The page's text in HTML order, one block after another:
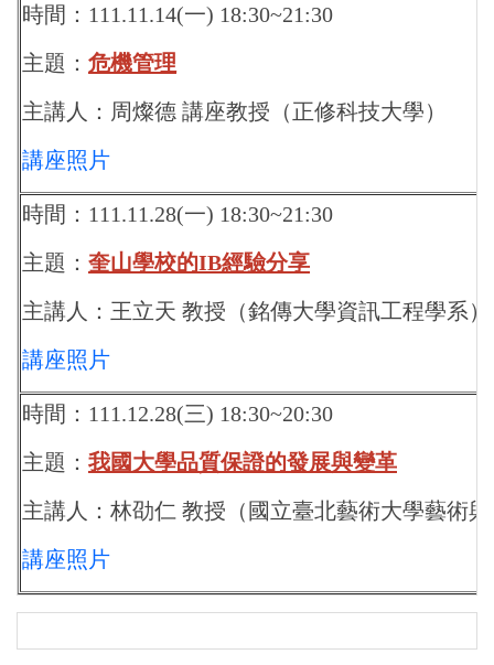
時間：111.11.14(一) 18:30~21:30
主題： 危機管理
主講人：周燦德 講座教授（正修科技大學）
講座照片
時間：111.11.28(一) 18:30~21:30
主題： 奎山學校的IB經驗分享
主講人：王立天 教授（銘傳大學資訊工程學系）
講座照片
時間：111.12.28(三) 18:30~20:30
主題： 我國大學品質保證的發展與變革
主講人：林劭仁 教授（國立臺北藝術大學藝術
講座照片